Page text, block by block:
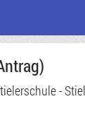
-